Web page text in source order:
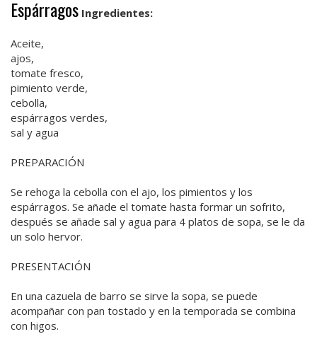
Espárragos Ingredientes:
Aceite,
ajos,
tomate fresco,
pimiento verde,
cebolla,
espárragos verdes,
sal y agua
PREPARACIÓN
Se rehoga la cebolla con el ajo, los pimientos y los
espárragos. Se añade el tomate hasta formar un sofrito,
después se añade sal y agua para 4 platos de sopa, se le da
un solo hervor.
PRESENTACIÓN
En una cazuela de barro se sirve la sopa, se puede
acompañar con pan tostado y en la temporada se combina
con higos.